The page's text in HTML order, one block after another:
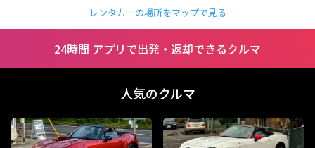
レンタカーの場所をマップで見る
24時間 アプリで出発・返却できるクルマ
人気のクルマ